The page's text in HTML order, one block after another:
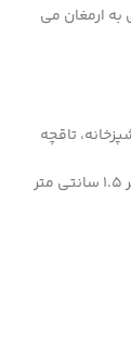
ارمغان می
تاقچه
این محصول شامل یک عدد استند چوبی مثلثی به اضلاع تقریبی 20 سانتی متر و یک لوله شیشه ای به ارتفاع 9.5 و قطر 1.5 سانتی متر